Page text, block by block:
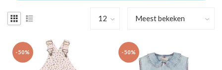
-50% -50%